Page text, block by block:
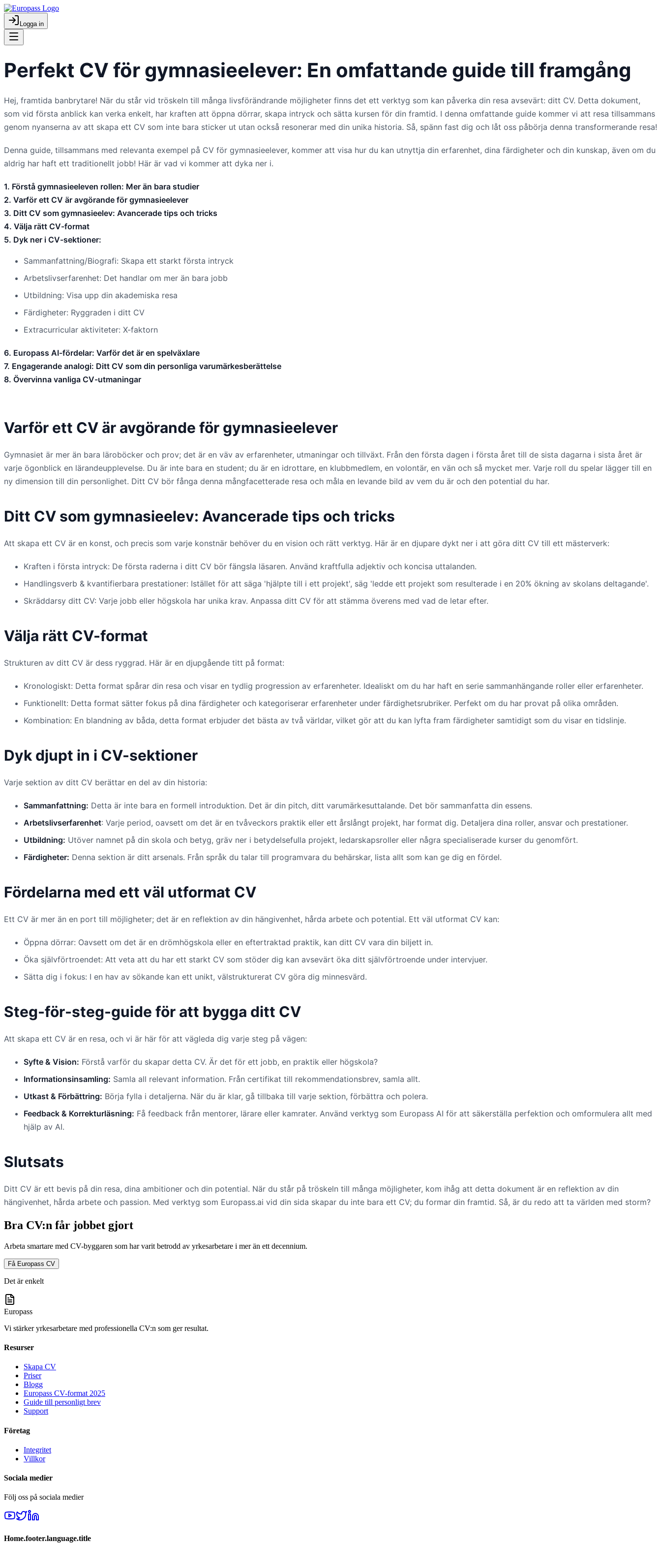
Logga in
Perfekt CV för gymnasieelever: En omfattande guide till framgång
Hej, framtida banbrytare! När du står vid tröskeln till många livsförändrande möjligheter finns det ett verktyg som kan påverka din resa avsevärt: ditt CV. Detta dokument,
som vid första anblick kan verka enkelt, har kraften att öppna dörrar, skapa intryck och sätta kursen för din framtid. I denna omfattande guide kommer vi att resa tillsammans
genom nyanserna av att skapa ett CV som inte bara sticker ut utan också resonerar med din unika historia. Så, spänn fast dig och låt oss påbörja denna transformerande resa!
Denna guide, tillsammans med relevanta exempel på CV för gymnasieelever, kommer att visa hur du kan utnyttja din erfarenhet, dina färdigheter och din kunskap, även om du
aldrig har haft ett traditionellt jobb! Här är vad vi kommer att dyka ner i.
1. Förstå gymnasieeleven rollen: Mer än bara studier
2. Varför ett CV är avgörande för gymnasieelever
3. Ditt CV som gymnasieelev: Avancerade tips och tricks
4. Välja rätt CV-format
5. Dyk ner i CV-sektioner:
Sammanfattning/Biografi: Skapa ett starkt första intryck
Arbetslivserfarenhet: Det handlar om mer än bara jobb
Utbildning: Visa upp din akademiska resa
Färdigheter: Ryggraden i ditt CV
Extracurricular aktiviteter: X-faktorn
6. Europass AI-fördelar: Varför det är en spelväxlare
7. Engagerande analogi: Ditt CV som din personliga varumärkesberättelse
8. Övervinna vanliga CV-utmaningar
Varför ett CV är avgörande för gymnasieelever
Gymnasiet är mer än bara läroböcker och prov; det är en väv av erfarenheter, utmaningar och tillväxt. Från den första dagen i första året till de sista dagarna i sista året är
varje ögonblick en lärandeupplevelse. Du är inte bara en student; du är en idrottare, en klubbmedlem, en volontär, en vän och så mycket mer. Varje roll du spelar lägger till en
ny dimension till din personlighet. Ditt CV bör fånga denna mångfacetterade resa och måla en levande bild av vem du är och den potential du har.
Ditt CV som gymnasieelev: Avancerade tips och tricks
Att skapa ett CV är en konst, och precis som varje konstnär behöver du en vision och rätt verktyg. Här är en djupare dykt ner i att göra ditt CV till ett mästerverk:
Kraften i första intryck: De första raderna i ditt CV bör fängsla läsaren. Använd kraftfulla adjektiv och koncisa uttalanden.
Handlingsverb & kvantifierbara prestationer: Istället för att säga 'hjälpte till i ett projekt', säg 'ledde ett projekt som resulterade i en 20% ökning av skolans deltagande'.
Skräddarsy ditt CV: Varje jobb eller högskola har unika krav. Anpassa ditt CV för att stämma överens med vad de letar efter.
Välja rätt CV-format
Strukturen av ditt CV är dess ryggrad. Här är en djupgående titt på format:
Kronologiskt: Detta format spårar din resa och visar en tydlig progression av erfarenheter. Idealiskt om du har haft en serie sammanhängande roller eller erfarenheter.
Funktionellt: Detta format sätter fokus på dina färdigheter och kategoriserar erfarenheter under färdighetsrubriker. Perfekt om du har provat på olika områden.
Kombination: En blandning av båda, detta format erbjuder det bästa av två världar, vilket gör att du kan lyfta fram färdigheter samtidigt som du visar en tidslinje.
Dyk djupt in i CV-sektioner
Varje sektion av ditt CV berättar en del av din historia:
Sammanfattning: Detta är inte bara en formell introduktion. Det är din pitch, ditt varumärkesuttalande. Det bör sammanfatta din essens.
Arbetslivserfarenhet: Varje period, oavsett om det är en tvåveckors praktik eller ett årslångt projekt, har format dig. Detaljera dina roller, ansvar och prestationer.
Utbildning: Utöver namnet på din skola och betyg, gräv ner i betydelsefulla projekt, ledarskapsroller eller några specialiserade kurser du genomfört.
Färdigheter: Denna sektion är ditt arsenals. Från språk du talar till programvara du behärskar, lista allt som kan ge dig en fördel.
Fördelarna med ett väl utformat CV
Ett CV är mer än en port till möjligheter; det är en reflektion av din hängivenhet, hårda arbete och potential. Ett väl utformat CV kan:
Öppna dörrar: Oavsett om det är en drömhögskola eller en eftertraktad praktik, kan ditt CV vara din biljett in.
Öka självförtroendet: Att veta att du har ett starkt CV som stöder dig kan avsevärt öka ditt självförtroende under intervjuer.
Sätta dig i fokus: I en hav av sökande kan ett unikt, välstrukturerat CV göra dig minnesvärd.
Steg-för-steg-guide för att bygga ditt CV
Att skapa ett CV är en resa, och vi är här för att vägleda dig varje steg på vägen:
Syfte & Vision: Förstå varför du skapar detta CV. Är det för ett jobb, en praktik eller högskola?
Informationsinsamling: Samla all relevant information. Från certifikat till rekommendationsbrev, samla allt.
Utkast & Förbättring: Börja fylla i detaljerna. När du är klar, gå tillbaka till varje sektion, förbättra och polera.
Feedback & Korrekturläsning: Få feedback från mentorer, lärare eller kamrater. Använd verktyg som Europass AI för att säkerställa perfektion och omformulera allt med
hjälp av AI.
Slutsats
Ditt CV är ett bevis på din resa, dina ambitioner och din potential. När du står på tröskeln till många möjligheter, kom ihåg att detta dokument är en reflektion av din
hängivenhet, hårda arbete och passion. Med verktyg som Europass.ai vid din sida skapar du inte bara ett CV; du formar din framtid. Så, är du redo att ta världen med storm?
Bra CV:n får jobbet gjort
Arbeta smartare med CV-byggaren som har varit betrodd av yrkesarbetare i mer än ett decennium.
Få Europass CV
Det är enkelt
Europass
Vi stärker yrkesarbetare med professionella CV:n som ger resultat.
Resurser
Skapa CV
Priser
Blogg
Europass CV-format 2025
Guide till personligt brev
Support
Företag
Integritet
Villkor
Sociala medier
Följ oss på sociala medier
Home.footer.language.title